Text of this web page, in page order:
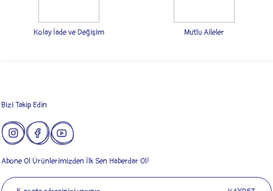
Kolay İade ve Değişim Mutlu Aileler
Bizi Takip Edin
Abone Ol Ürünlerimizden İlk Sen Haberdar Ol!